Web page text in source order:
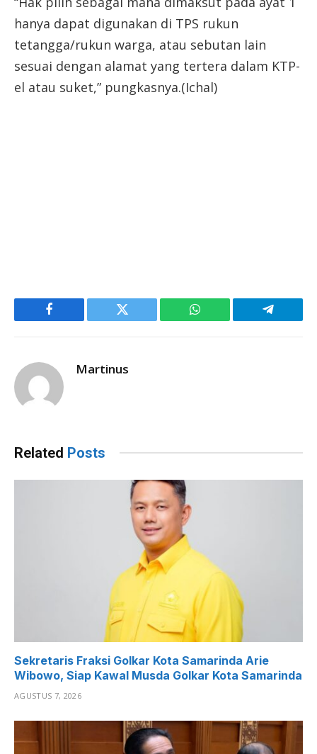
hanya dapat digunakan di TPS rukun
tetangga/rukun warga, atau sebutan lain
sesuai dengan alamat yang tertera dalam KTP-
el atau suket,” pungkasnya.(Ichal)
Facebook Twitter WhatsApp Telegram
Martinus
Related Posts
Sekretaris Fraksi Golkar Kota Samarinda Arie
Wibowo, Siap Kawal Musda Golkar Kota Samarinda
AGUSTUS 7, 2026